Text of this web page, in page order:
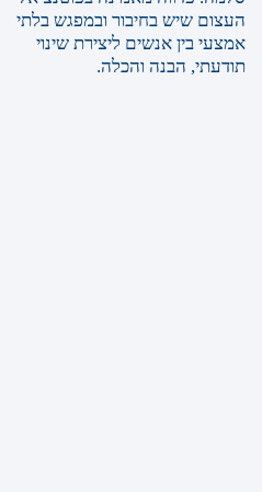
העצום שיש בחיבור ובמפגש בלתי
אמצעי בין אנשים ליצירת שינוי
תודעתי, הבנה והכלה.